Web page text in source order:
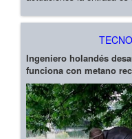
Ingeniero holandés
funciona con metano